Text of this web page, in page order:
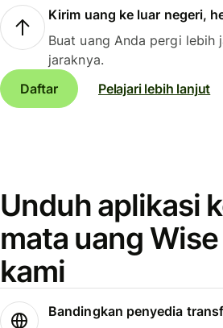
Kirim uang ke luar negeri,
Buat uang Anda pergi lebih
jaraknya.
Daftar
Pelajari lebih lanjut
Unduh aplikasi
mata uang
kami
Bandingkan penyedia